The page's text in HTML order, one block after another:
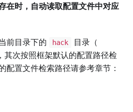
在时，自动读取配置文件中对应
前目录下的 hack 目录（
其次按照框架默认的配置路径检
配置文件检索路径请参考章节：